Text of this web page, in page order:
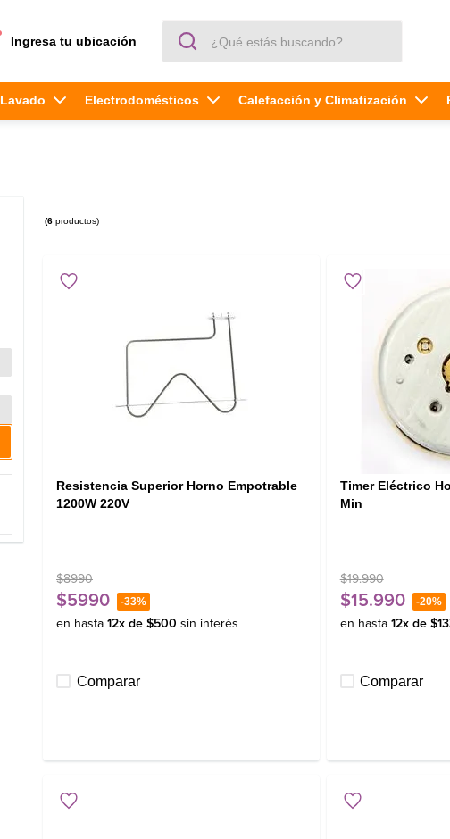
Ingresa tu ubicación
Lavado Electrodomésticos Calefacción y Climatización
6 productos
Resistencia Superior Horno Empotrable
1200W 220V
$8990
$5990 -33%
en hasta 12x de $500 sin interés
Comparar
Timer Eléctrico
Min
$19.990
$15.990 -20%
en hasta 12x de $
Comparar